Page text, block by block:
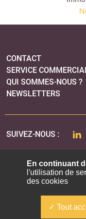
CONTACT
SERVICE
QUI SOMMES-NOUS ?
NEWSLETTERS
SUIVEZ-NOUS :
PLAN DU SITE
En continuant
l'utilisation de
des cookies
Tout